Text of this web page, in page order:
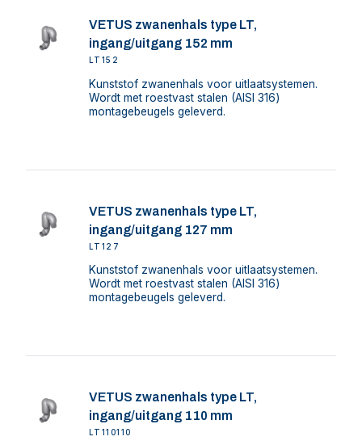
VETUS zwanenhals type LT,
ingang/uitgang 152 mm
LT152
Kunststof zwanenhals voor uitlaatsystemen.
Wordt met roestvast stalen (AISI 316)
montagebeugels geleverd.
VETUS zwanenhals type LT,
ingang/uitgang 127 mm
LT127
Kunststof zwanenhals voor uitlaatsystemen.
Wordt met roestvast stalen (AISI 316)
montagebeugels geleverd.
VETUS zwanenhals type LT,
ingang/uitgang 110 mm
LT110110